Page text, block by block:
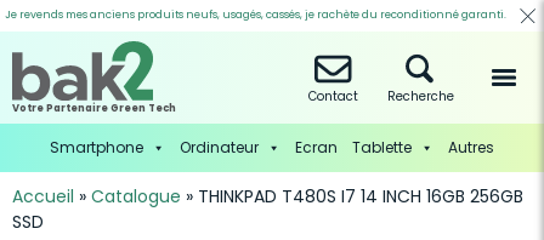
Je revends mes anciens produits neufs, usagés, cassés, je rachète du reconditionné garanti.
Votre Partenaire Green Tech
Contact Recherche
Smartphone Ordinateur Ecran Tablette Autres
Accueil » Catalogue » THINKPAD T480S I7 14 INCH 16GB 256GB
SSD